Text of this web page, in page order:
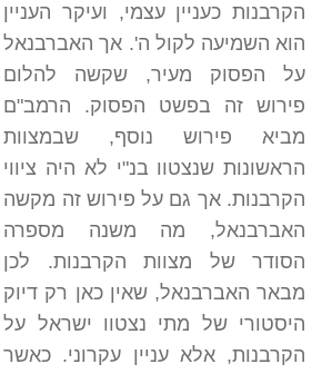
הקרבנות כעניין עצמי, ועיקר העניין
הוא השמיעה לקול ה'. אך האברבנאל
על הפסוק מעיר, שקשה להלום
פירוש זה בפשט הפסוק. הרמב"ם
מביא פירוש נוסף, שבמצוות
הראשונות שנצטוו בנ"י לא היה ציווי
הקרבנות. אך גם על פירוש זה מקשה
האברבנאל, מה משנה מספרה
הסודר של מצוות הקרבנות. לכן
מבאר האברבנאל, שאין כאן רק דיוק
היסטורי של מתי נצטוו ישראל על
הקרבנות, אלא עניין עקרוני. כאשר